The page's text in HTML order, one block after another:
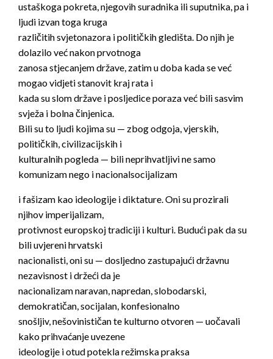
ustaškoga pokreta, njegovih suradnika ili suputnika, pa i
ljudi izvan toga kruga
različitih svjetonazora i političkih gledišta. Do njih je
dolazilo već nakon prvotnoga
zanosa stjecanjem države, zatim u doba kada se već
mogao vidjeti stanovit kraj rata i
kada su slom države i posljedice poraza već bili sasvim
svježa i bolna činjenica.
Bili su to ljudi kojima su — zbog odgoja, vjerskih,
političkih, civilizacijskih i
kulturalnih pogleda — bili neprihvatljivi ne samo
komunizam nego i nacionalsocijalizam
i fašizam kao ideologije i diktature. Oni su prozirali
njihov imperijalizam,
protivnost europskoj tradiciji i kulturi. Budući pak da su
bili uvjereni hrvatski
nacionalisti, oni su — dosljedno zastupajući državnu
nezavisnost i držeći da je
nacionalizam naravan, napredan, slobodarski,
demokratičan, socijalan, konfesionalno
snošljiv, nešovinističan te kulturno otvoren — uočavali
kako prihvaćanje uvezene
ideologije i otud potekla režimska praksa